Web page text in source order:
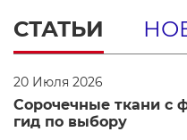
СТАТЬИ
20 Июля 2026
Сорочечные ткани с
гид по выбору